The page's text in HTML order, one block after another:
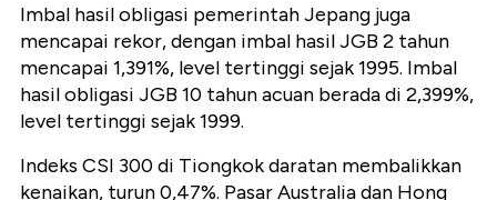
Imbal hasil obligasi pemerintah Jepang juga
mencapai rekor, dengan imbal hasil JGB 2 tahun
mencapai 1,391%, level tertinggi sejak 1995. Imbal
hasil obligasi JGB 10 tahun acuan berada di 2,399%,
level tertinggi sejak 1999.
Indeks CSI 300 di Tiongkok daratan membalikkan
kenaikan, turun 0,47%. Pasar Australia dan Hong